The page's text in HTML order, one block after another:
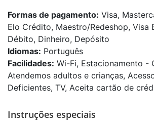
Formas de pagamento: Visa,
Elo Crédito, Maestro/Redeshop, Visa
Débito, Dinheiro, Depósito
Idiomas: Português
Facilidades: Wi-Fi, Estacionamento -
Atendemos adultos e crianças,
Deficientes, TV, Aceita cartão de
Instruções especiais